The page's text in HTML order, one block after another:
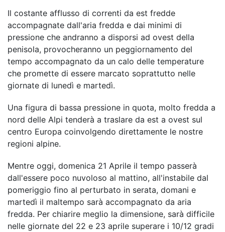
Il costante afflusso di correnti da est fredde
accompagnate dall'aria fredda e dai minimi di
pressione che andranno a disporsi ad ovest della
penisola, provocheranno un peggiornamento del
tempo accompagnato da un calo delle temperature
che promette di essere marcato soprattutto nelle
giornate di lunedì e martedì.
Una figura di bassa pressione in quota, molto fredda a
nord delle Alpi tenderà a traslare da est a ovest sul
centro Europa coinvolgendo direttamente le nostre
regioni alpine.
Mentre oggi, domenica 21 Aprile il tempo passerà
dall'essere poco nuvoloso al mattino, all'instabile dal
pomeriggio fino al perturbato in serata, domani e
martedì il maltempo sarà accompagnato da aria
fredda. Per chiarire meglio la dimensione, sarà difficile
nelle giornate del 22 e 23 aprile superare i 10/12 gradi